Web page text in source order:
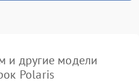
и другие модели
Polaris